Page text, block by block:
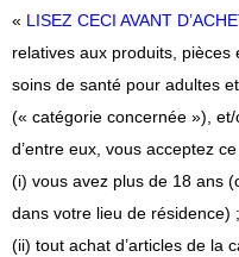
« LISEZ CECI AVANT
relatives aux produits,
soins de santé pour adultes
(« catégorie concernée »),
d’entre eux, vous acceptez
(i) vous avez plus de 18 ans
dans votre lieu de résidence) ;
(ii) tout achat d’articles de la